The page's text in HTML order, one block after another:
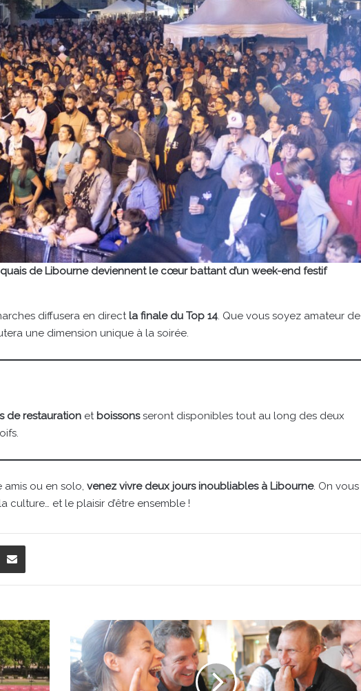
de Libourne deviennent le cœur battant d’un week-end festif
diffusera en direct la finale du Top 14. Que vous soyez amateur de
une dimension unique à la soirée.
de restauration et boissonsseront disponibles tout au long des deux
amis ou en solo,venez vivre deux jours inoubliables à Libourne. On vous
culture… et le plaisir d’être ensemble !
Partager par email
Grand
Pique-
Nique
des